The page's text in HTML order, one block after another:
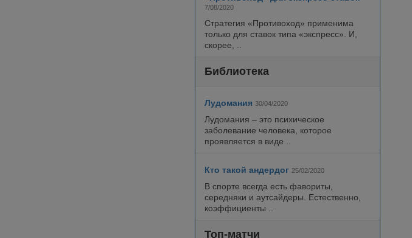
7/08/2020
Стратегия «Противоход» применима
только для ставок типа «экспресс». И,
скорее, ..
Библиотека
Лудомания 30/04/2020
Лудомания – это психическое
заболевание человека, которое
проявляется в виде ..
Кто такой андердог 25/02/2020
В спорте всегда есть фавориты,
середняки и аутсайдеры. Естественно,
коэффициенты ..
Топ-матчи